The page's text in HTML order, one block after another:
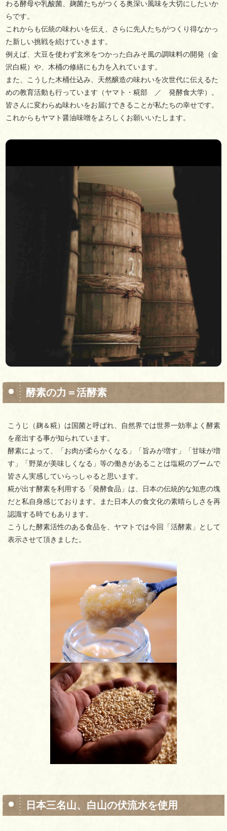
わる酵母や乳酸菌、麹菌たちがつくる奥深い風味を大切にしたいか
らです。
これからも伝統の味わいを伝え、さらに先人たちがつくり得なかっ
た新しい挑戦を続けていきます。
例えば、大豆を使わず玄米をつかった白みそ風の調味料の開発（金
沢白糀）や、木桶の修繕にも力を入れています。
また、こうした木桶仕込み、天然醸造の味わいを次世代に伝えるた
めの教育活動も行っています（ヤマト・糀部 ／ 発酵食大学）。
皆さんに変わらぬ味わいをお届けできることが私たちの幸せです。
これからもヤマト醤油味噌をよろしくお願いいたします。
酵素の力＝活酵素
こうじ（麹＆糀）は国菌と呼ばれ、自然界では世界一効率よく酵素
を産出する事が知られています。
酵素によって、「お肉が柔らかくなる」「旨みが増す」「甘味が増
す」「野菜が美味しくなる」等の働きがあることは塩糀のブームで
皆さん実感していらっしゃると思います。
糀が出す酵素を利用する「発酵食品」は、日本の伝統的な知恵の塊
だと私自身感じております。また日本人の食文化の素晴らしさを再
認識する時でもあります。
こうした酵素活性のある食品を、ヤマトでは今回「活酵素」として
表示させて頂きました。
日本三名山、白山の伏流水を使用